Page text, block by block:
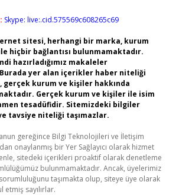
Skype: live:.cid.575569c608265c69
sitesi, herhangi bir marka, kurum
hiçbir bağlantısı bulunmamaktadır.
hazırladığımız makaleler
yer alan içerikler haber niteliği
gerçek kurum ve kişiler hakkında
Gerçek kurum ve kişiler ile isim
tesadüfidir. Sitemizdeki bilgiler
tavsiye niteliği taşımazlar.
gereğince Bilgi Teknolojileri ve İletişim
onaylanmış bir Yer Sağlayıcı olarak hizmet
sitedeki içerikleri proaktif olarak denetleme
bulunmamaktadır. Ancak, üyelerimiz
taşımakta olup, siteye üye olarak
sayılırlar.